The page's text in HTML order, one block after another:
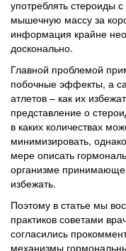
употреблять стероиды
мышечную массу за
информация крайне
досконально.
Главной проблемой
побочные эффекты, а
атлетов – как их
представление о
в каких количествах
минимизировать,
мере описать
организме
избежать.
Поэтому в статье мы
практиков советами
согласились
механизмы